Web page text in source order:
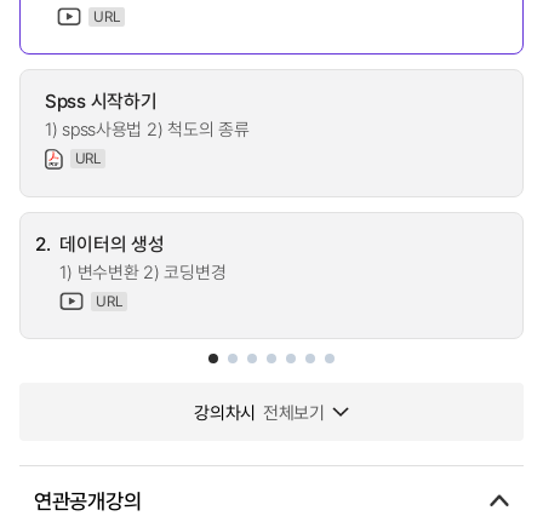
URL
Spss 시작하기
1) spss사용법 2) 척도의 종류
URL
2. 데이터의 생성
1) 변수변환 2) 코딩변경
URL
강의차시 전체보기
연관공개강의